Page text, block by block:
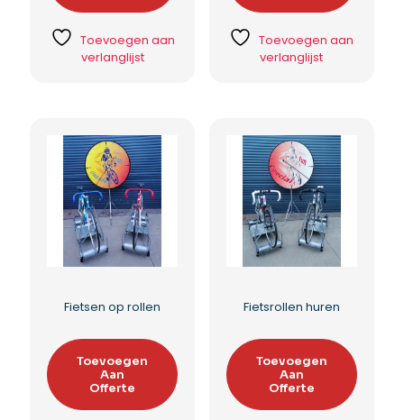
Toevoegen aan
verlanglijst
Toevoegen aan
verlanglijst
Fietsen op rollen
Toevoegen
Aan
Offerte
Fietsrollen huren
Toevoegen
Aan
Offerte